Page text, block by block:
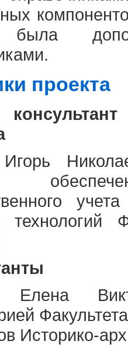
была
проекта
технологий
Елена
Историко-